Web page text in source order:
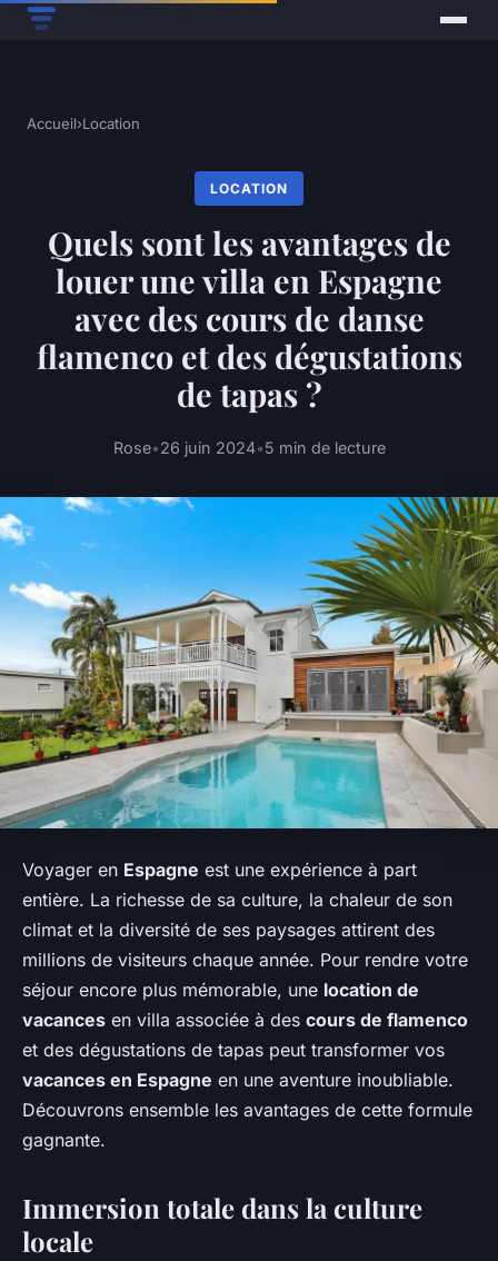
Accueil›Location
LOCATION
Quels sont les avantages de
louer une villa en Espagne
avec des cours de danse
flamenco et des dégustations
de tapas ?
Rose•26 juin 2024•5 min de lecture
Voyager en Espagne est une expérience à part
entière. La richesse de sa culture, la chaleur de son
climat et la diversité de ses paysages attirent des
millions de visiteurs chaque année. Pour rendre votre
séjour encore plus mémorable, une location de
vacances en villa associée à des cours de flamenco
et des dégustations de tapas peut transformer vos
vacances en Espagne en une aventure inoubliable.
Découvrons ensemble les avantages de cette formule
gagnante.
Immersion totale dans la culture
locale